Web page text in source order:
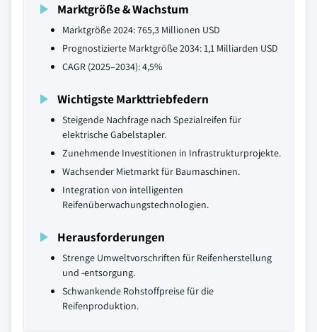
Marktgröße & Wachstum
Marktgröße 2024: 765,3 Millionen USD
Prognostizierte Marktgröße 2034: 1,1 Milliarden USD
CAGR (2025–2034): 4,5%
Wichtigste Markttriebfedern
Steigende Nachfrage nach Spezialreifen für
elektrische Gabelstapler.
Zunehmende Investitionen in Infrastrukturprojekte.
Wachsender Mietmarkt für Baumaschinen.
Integration von intelligenten
Reifenüberwachungstechnologien.
Herausforderungen
Strenge Umweltvorschriften für Reifenherstellung
und -entsorgung.
Schwankende Rohstoffpreise für die
Reifenproduktion.